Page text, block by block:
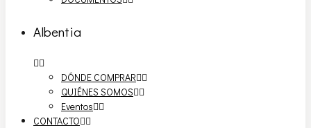
Albentia
DÓNDE COMPRAR
QUIÉNES SOMOS
Eventos
CONTACTO